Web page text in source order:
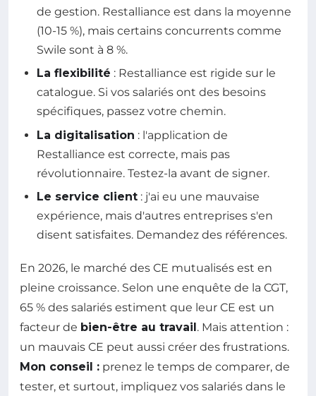
de gestion. Restalliance est dans la moyenne
(10-15 %), mais certains concurrents comme
Swile sont à 8 %.
La flexibilité : Restalliance est rigide sur le
catalogue. Si vos salariés ont des besoins
spécifiques, passez votre chemin.
La digitalisation : l'application de
Restalliance est correcte, mais pas
révolutionnaire. Testez-la avant de signer.
Le service client : j'ai eu une mauvaise
expérience, mais d'autres entreprises s'en
disent satisfaites. Demandez des références.
En 2026, le marché des CE mutualisés est en
pleine croissance. Selon une enquête de la CGT,
65 % des salariés estiment que leur CE est un
facteur de bien-être au travail. Mais attention :
un mauvais CE peut aussi créer des frustrations.
Mon conseil : prenez le temps de comparer, de
tester, et surtout, impliquez vos salariés dans le